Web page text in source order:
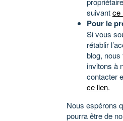
suivantce
Pour le
Si vous
rétablir
blog, nous
invitons à
contacter
ce lien.
Nous espérons
pourra être de